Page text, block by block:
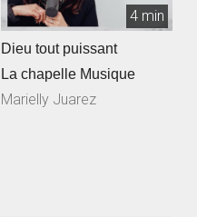
4 min
Dieu tout puissant
La chapelle Musique
Marielly Juarez